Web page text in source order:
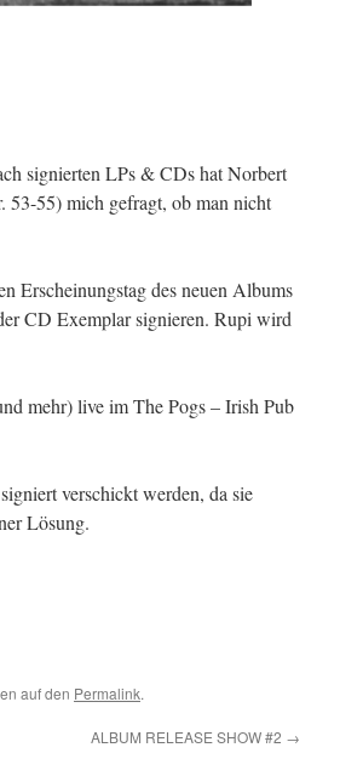
signierten LPs & CDs hat Norbert
55) mich gefragt, ob man nicht
Erscheinungstag des neuen Albums
CD Exemplar signieren. Rupi wird
mehr) live im The Pogs – Irish Pub
verschickt werden, da sie
Lösung.
auf den Permalink.
ALBUM RELEASE SHOW #2 →